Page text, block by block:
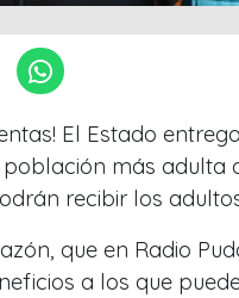
El Estado
más adulta
recibir los
que en Radio
a los que